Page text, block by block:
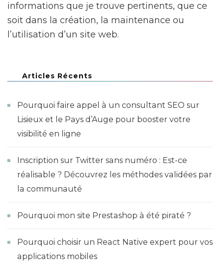
informations que je trouve pertinents, que ce
soit dans la création, la maintenance ou
l’utilisation d’un site web.
Articles Récents
Pourquoi faire appel à un consultant SEO sur
Lisieux et le Pays d’Auge pour booster votre
visibilité en ligne
Inscription sur Twitter sans numéro : Est-ce
réalisable ? Découvrez les méthodes validées par
la communauté
Pourquoi mon site Prestashop à été piraté ?
Pourquoi choisir un React Native expert pour vos
applications mobiles